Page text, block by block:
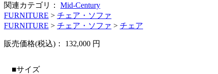
関連カテゴリ：
Mid-Century
FURNITURE > チェア・ソファ
FURNITURE > チェア・ソファ > チェア
販売価格(税込)： 132,000 円
■サイズ